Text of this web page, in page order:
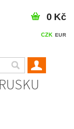
CZK EUR
0 Kč